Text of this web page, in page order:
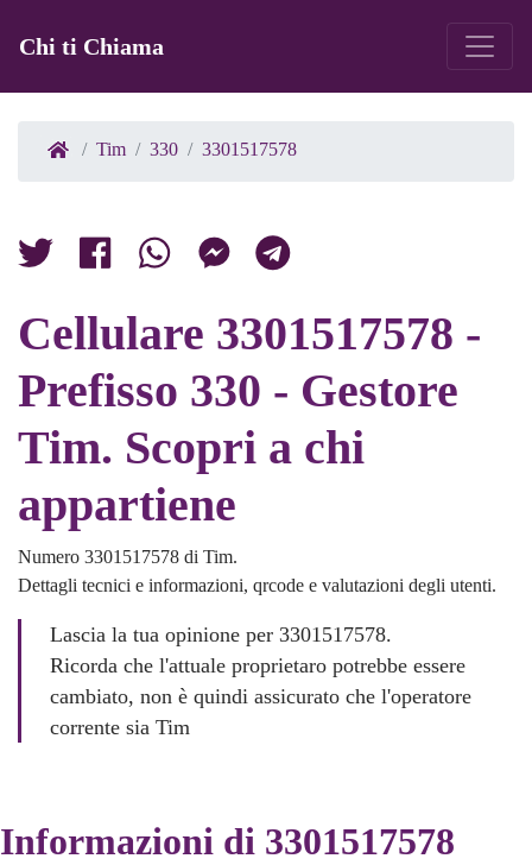
Chi ti Chiama
Tim 330 3301517578
Cellulare 3301517578 -
Prefisso 330 - Gestore
Tim. Scopri a chi
appartiene
Numero 3301517578 di Tim.
Dettagli tecnici e informazioni, qrcode e valutazioni degli utenti.
Lascia la tua opinione per 3301517578.
Ricorda che l'attuale proprietaro potrebbe essere
cambiato, non è quindi assicurato che l'operatore
corrente sia Tim
Informazioni di 3301517578